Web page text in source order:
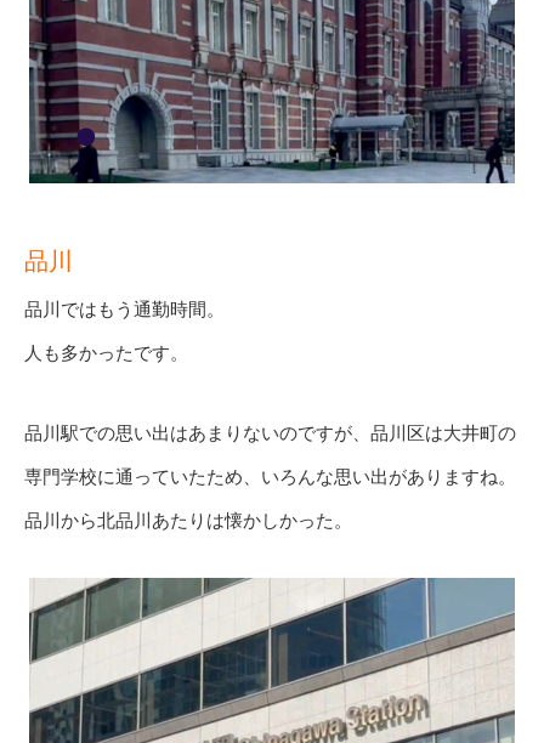
品川
品川ではもう通勤時間。
人も多かったです。
品川駅での思い出はあまりないのですが、品川区は大井町の
専門学校に通っていたため、いろんな思い出がありますね。
品川から北品川あたりは懐かしかった。